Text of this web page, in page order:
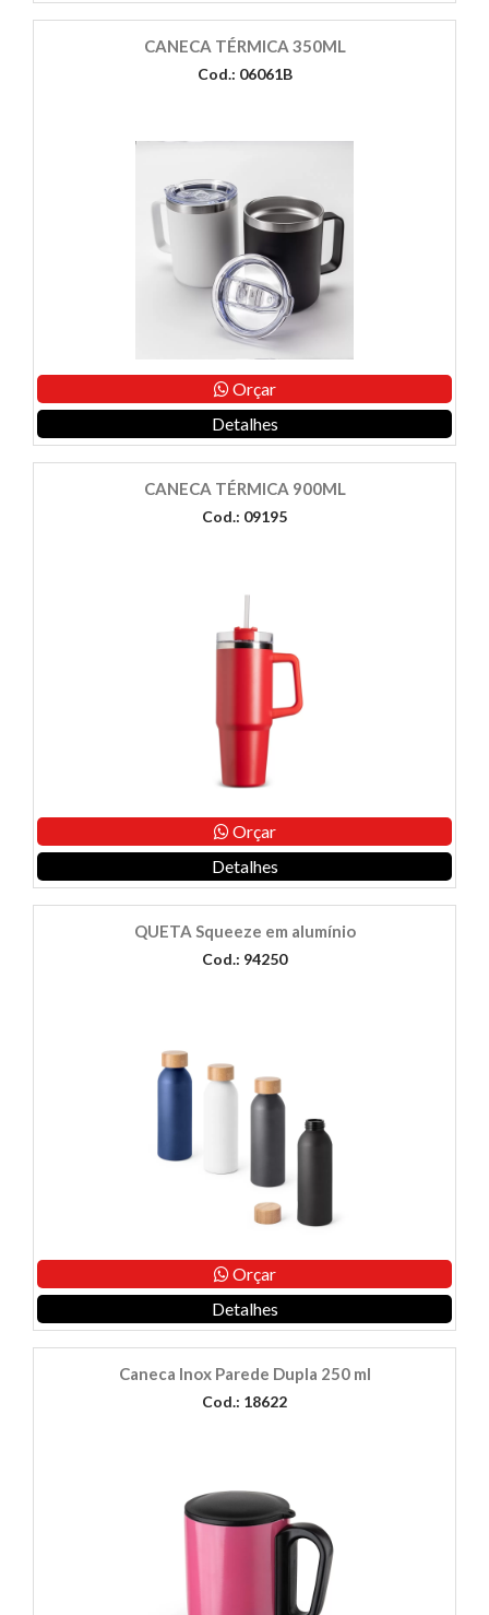
CANECA TÉRMICA 350ML
Cod.: 06061B
Orçar
Detalhes
CANECA TÉRMICA 900ML
Cod.: 09195
Orçar
Detalhes
QUETA Squeeze em alumínio
Cod.: 94250
Orçar
Detalhes
Caneca Inox Parede Dupla 250 ml
Cod.: 18622